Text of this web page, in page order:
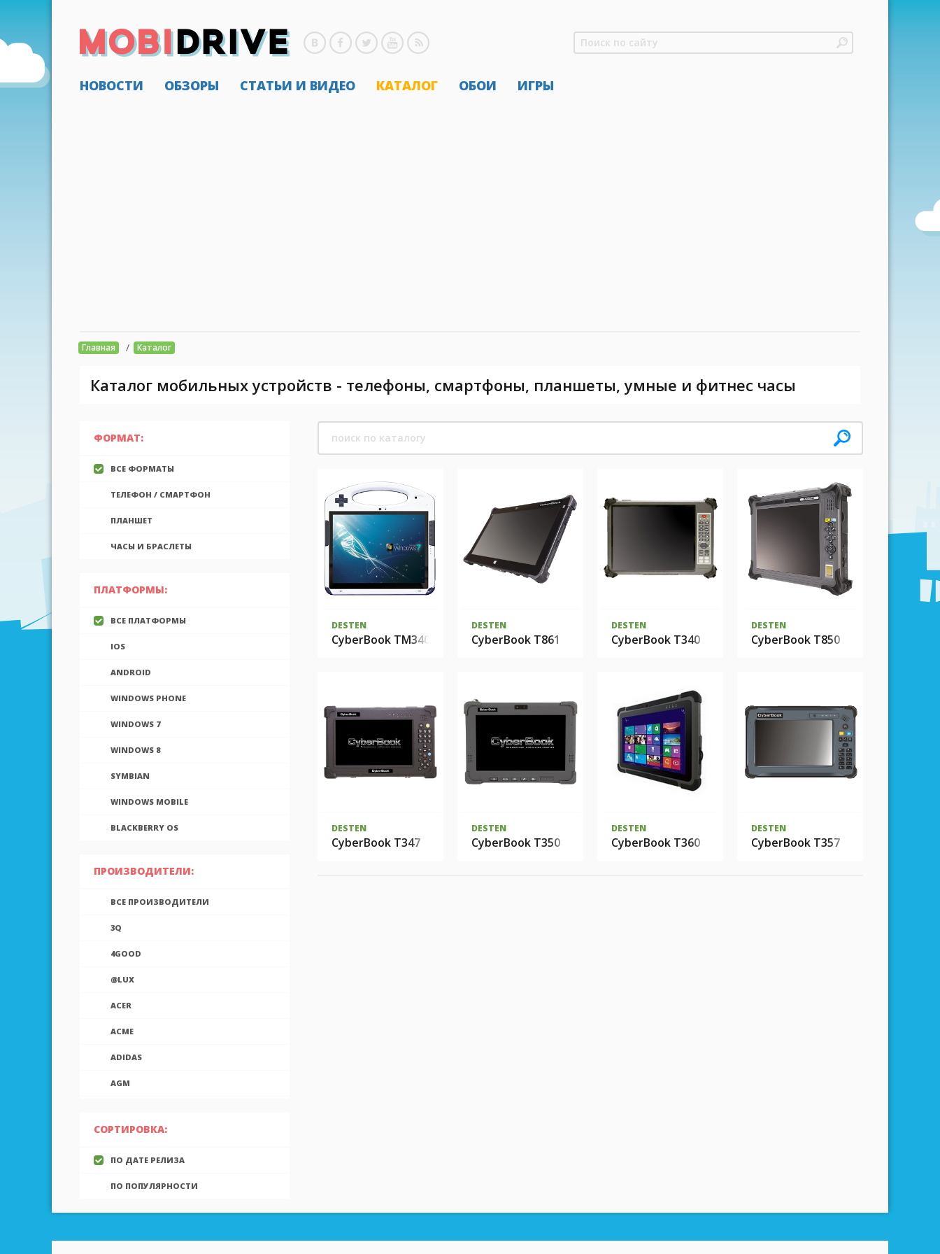
НОВОСТИ ОБЗОРЫ СТАТЬИ И ВИДЕО КАТАЛОГ ОБОИ ИГРЫ
Главная / Каталог
Каталог мобильных устройств - телефоны, смартфоны, планшеты, умные и фитнес часы
ФОРМАТ:
ВСЕ ФОРМАТЫ
ТЕЛЕФОН / СМАРТФОН
ПЛАНШЕТ
ЧАСЫ И БРАСЛЕТЫ
ПЛАТФОРМЫ:
ВСЕ ПЛАТФОРМЫ
IOS
ANDROID
WINDOWS PHONE
WINDOWS 7
WINDOWS 8
SYMBIAN
WINDOWS MOBILE
BLACKBERRY OS
ПРОИЗВОДИТЕЛИ:
ВСЕ ПРОИЗВОДИТЕЛИ
3Q
4GOOD
@LUX
ACER
ACME
ADIDAS
AGM
AIGO
AINOL
AIRON
ALCATEL
ALLVIEW
СОРТИРОВКА:
ПО ДАТЕ РЕЛИЗА
ПО ПОПУЛЯРНОСТИ
DESTEN
CyberBook TM340
DESTEN
CyberBook T861
DESTEN
CyberBook T340
DESTEN
CyberBook T850
DESTEN
CyberBook T347
DESTEN
CyberBook T350
DESTEN
CyberBook T360
DESTEN
CyberBook T357